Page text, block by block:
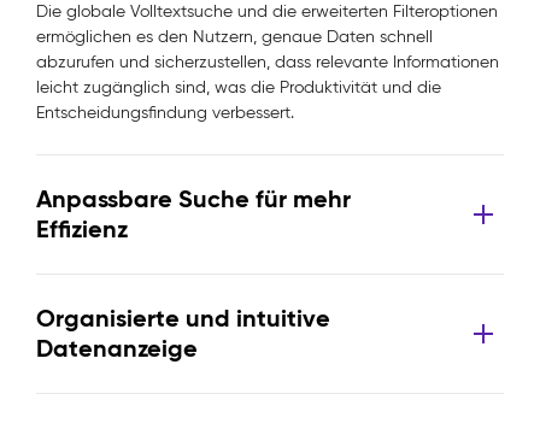
Die globale Volltextsuche und die erweiterten Filteroptionen
ermöglichen es den Nutzern, genaue Daten schnell
abzurufen und sicherzustellen, dass relevante Informationen
leicht zugänglich sind, was die Produktivität und die
Entscheidungsfindung verbessert.
Anpassbare Suche für mehr
Effizienz
Organisierte und intuitive
Datenanzeige